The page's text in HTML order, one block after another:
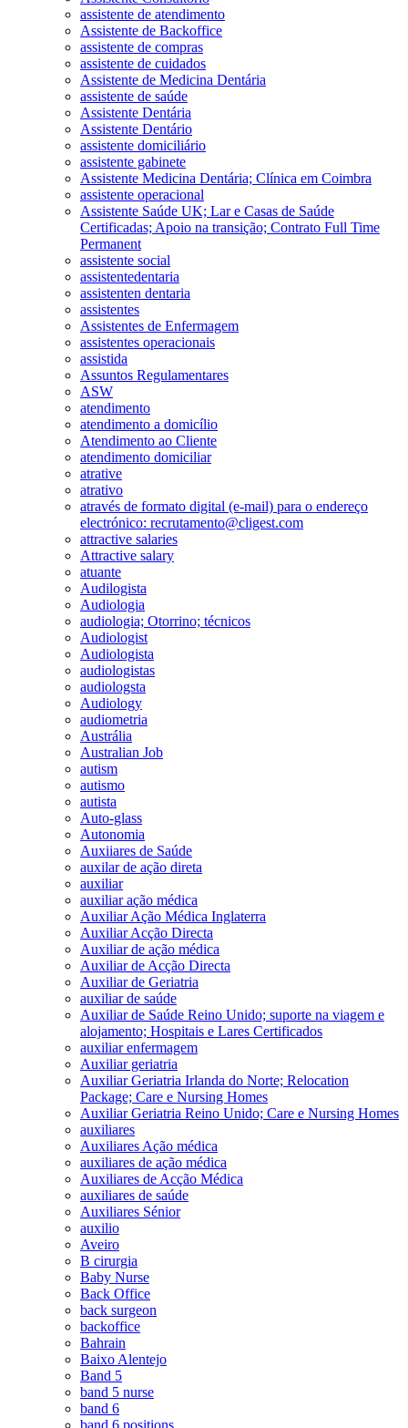
assistente de atendimento
Assistente de Backoffice
assistente de compras
assistente de cuidados
Assistente de Medicina Dentária
assistente de saúde
Assistente Dentária
Assistente Dentário
assistente domiciliário
assistente gabinete
Assistente Medicina Dentária; Clínica em Coimbra
assistente operacional
Assistente Saúde UK; Lar e Casas de Saúde
Certificadas; Apoio na transição; Contrato Full Time
Permanent
assistente social
assistentedentaria
assistenten dentaria
assistentes
Assistentes de Enfermagem
assistentes operacionais
assistida
Assuntos Regulamentares
ASW
atendimento
atendimento a domicílio
Atendimento ao Cliente
atendimento domiciliar
atrative
atrativo
através de formato digital (e-mail) para o endereço
electrónico: recrutamento@cligest.com
attractive salaries
Attractive salary
atuante
Audilogista
Audiologia
audiologia; Otorrino; técnicos
Audiologist
Audiologista
audiologistas
audiologsta
Audiology
audiometria
Austrália
Australian Job
autism
autismo
autista
Auto-glass
Autonomia
Auxiiares de Saúde
auxilar de ação direta
auxiliar
auxiliar ação médica
Auxiliar Ação Médica Inglaterra
Auxiliar Acção Directa
Auxiliar de ação médica
Auxiliar de Acção Directa
Auxiliar de Geriatria
auxiliar de saúde
Auxiliar de Saúde Reino Unido; suporte na viagem e
alojamento; Hospitais e Lares Certificados
auxiliar enfermagem
Auxiliar geriatria
Auxiliar Geriatria Irlanda do Norte; Relocation
Package; Care e Nursing Homes
Auxiliar Geriatria Reino Unido; Care e Nursing Homes
auxiliares
Auxiliares Ação médica
auxiliares de ação médica
Auxiliares de Acção Médica
auxiliares de saúde
Auxiliares Sénior
auxilio
Aveiro
B cirurgia
Baby Nurse
Back Office
back surgeon
backoffice
Bahrain
Baixo Alentejo
Band 5
band 5 nurse
band 6
band 6 positions